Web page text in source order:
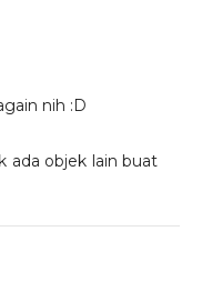
nih :D
ada objek lain buat